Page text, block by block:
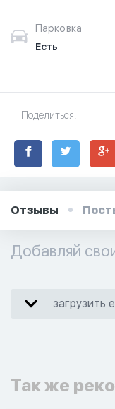
Парковка
Есть
Поделиться:
Отзывы
Добавляй
загрузить
Так же